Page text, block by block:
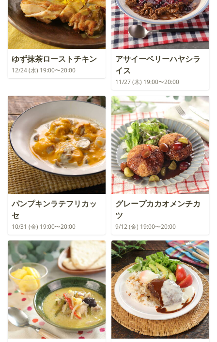
ゆず抹茶ローストチキン
12/24 (水) 19:00〜20:00
アサイーベリーハヤシラ
イス
11/27 (木) 19:00〜20:00
パンプキンラテフリカッ
セ
10/31 (金) 19:00〜20:00
グレープカカオメンチカ
ツ
9/12 (金) 19:00〜20:00